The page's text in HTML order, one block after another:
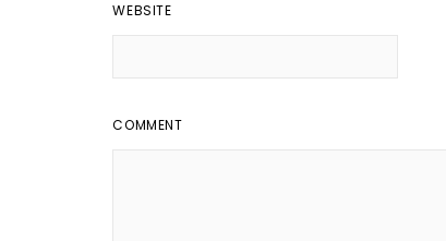
WEBSITE
COMMENT